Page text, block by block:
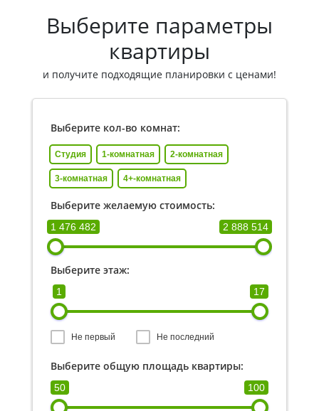
Выберите параметры
квартиры
и получите подходящие планировки с ценами!
Выберите кол-во комнат:
Студия 1-комнатная 2-комнатная
3-комнатная 4+-комнатная
Выберите желаемую стоимость:
1 476 482 2 888 514
Выберите этаж:
1 17
Не первый Не последний
Выберите общую площадь квартиры:
50 100